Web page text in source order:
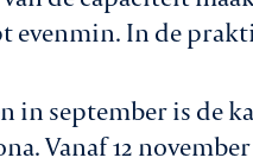
evenmin. In de
in september is de
Vanaf 12